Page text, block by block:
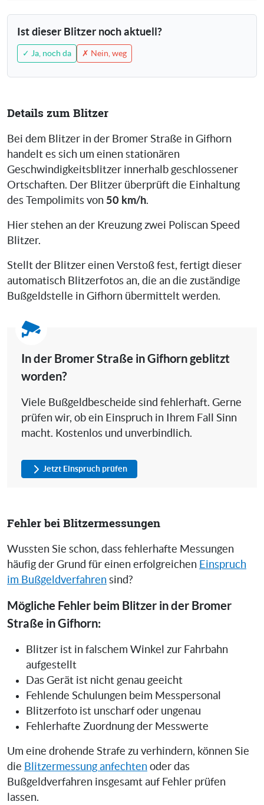
Ist dieser Blitzer noch aktuell?
✓ Ja, noch da ✗ Nein, weg
Details zum Blitzer
Bei dem Blitzer in der Bromer Straße in Gifhorn
handelt es sich um einen stationären
Geschwindigkeitsblitzer innerhalb geschlossener
Ortschaften. Der Blitzer überprüft die Einhaltung
des Tempolimits von 50 km/h.
Hier stehen an der Kreuzung zwei Poliscan Speed
Blitzer.
Stellt der Blitzer einen Verstoß fest, fertigt dieser
automatisch Blitzerfotos an, die an die zuständige
Bußgeldstelle in Gifhorn übermittelt werden.
In der Bromer Straße in Gifhorn geblitzt
worden?
Viele Bußgeldbescheide sind fehlerhaft. Gerne
prüfen wir, ob ein Einspruch in Ihrem Fall Sinn
macht. Kostenlos und unverbindlich.
Jetzt Einspruch prüfen
Fehler bei Blitzermessungen
Wussten Sie schon, dass fehlerhafte Messungen
häufig der Grund für einen erfolgreichen Einspruch
im Bußgeldverfahren sind?
Mögliche Fehler beim Blitzer in der Bromer
Straße in Gifhorn:
Blitzer ist in falschem Winkel zur Fahrbahn
aufgestellt
Das Gerät ist nicht genau geeicht
Fehlende Schulungen beim Messpersonal
Blitzerfoto ist unscharf oder ungenau
Fehlerhafte Zuordnung der Messwerte
Um eine drohende Strafe zu verhindern, können Sie
die Blitzermessung anfechten oder das
Bußgeldverfahren insgesamt auf Fehler prüfen
lassen.